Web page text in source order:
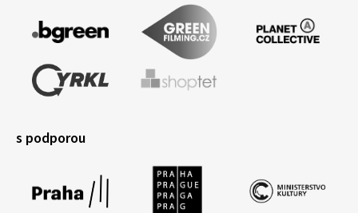
s podporou